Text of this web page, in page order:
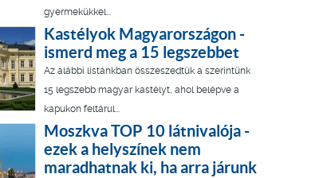
gyermekükkel...
Kastélyok Magyarországon -
ismerd meg a 15 legszebbet
Az alábbi listánkban összeszedtük a szerintünk
15 legszebb magyar kastélyt, ahol belépve a
kapukon feltárul...
Moszkva TOP 10 látnivalója -
ezek a helyszínek nem
maradhatnak ki, ha arra járunk